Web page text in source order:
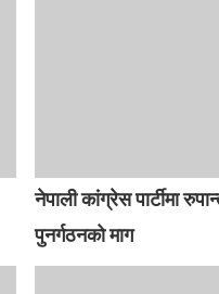
नेपाली कांग्रेस पार्टीमा
पुनर्गठनको माग